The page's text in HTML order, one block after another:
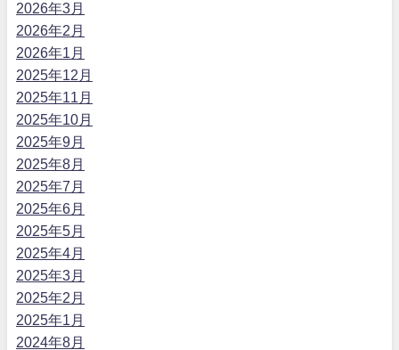
2026年3月
2026年2月
2026年1月
2025年12月
2025年11月
2025年10月
2025年9月
2025年8月
2025年7月
2025年6月
2025年5月
2025年4月
2025年3月
2025年2月
2025年1月
2024年8月